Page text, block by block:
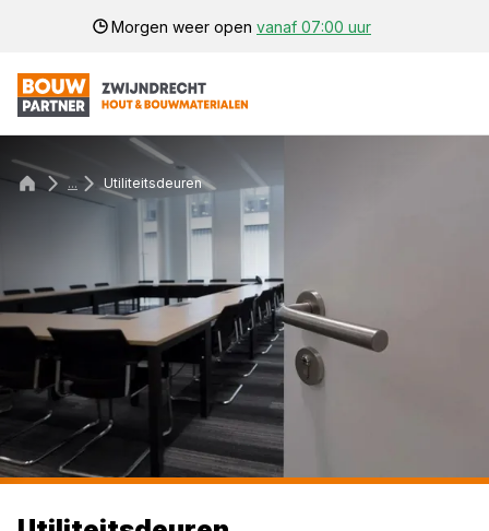
Morgen weer open vanaf 07:00 uur
... Utiliteitsdeuren